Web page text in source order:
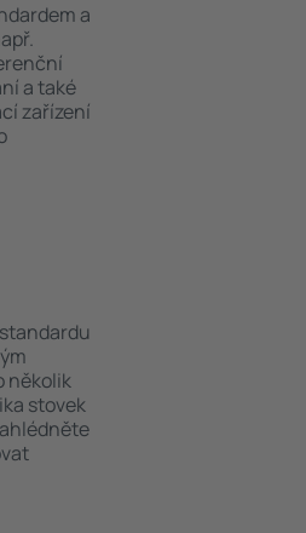
a
a také
zařízení
několik
stovek